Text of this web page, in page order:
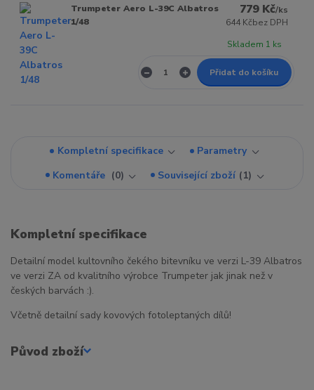
Trumpeter Aero L-39C Albatros
1/48
779 Kč/ks
644 Kčbez DPH
Skladem 1 ks
Přidat do košíku
Kompletní specifikace
Parametry
Komentáře
0 Související zboží 1
Kompletní specifikace
Detailní model kultovního čekého bitevníku ve verzi L-39 Albatros
ve verzi ZA od kvalitního výrobce Trumpeter jak jinak než v
českých barvách :).
Včetně detailní sady kovových fotoleptaných dílů!
Původ zboží